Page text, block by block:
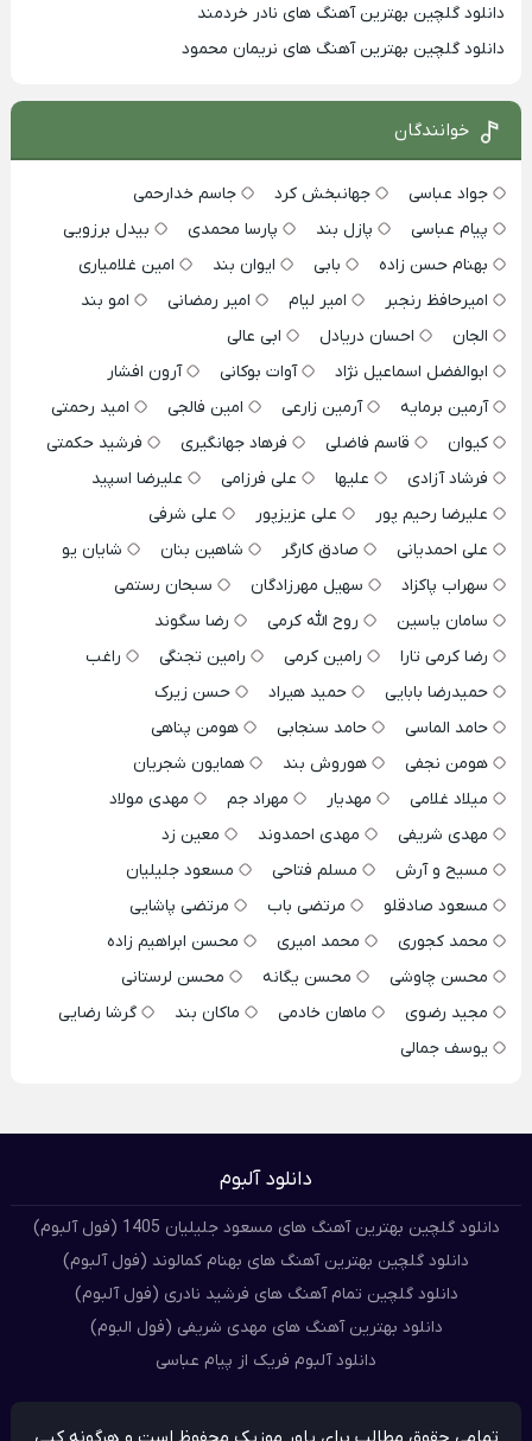
دانلود گلچین بهترین آهنگ های نادر خردمند
دانلود گلچین بهترین آهنگ های نریمان محمود
خوانندگان
جواد عباسی جهانبخش کرد
جاسم خدارحمی
پیام عباسی
پازل بند پارسا محمدی
بیدل برزویی
بهنام حسن زاده
بابی ایوان بند
امین غلامیاری
امیرحافظ رنجبر
امیر لیام امیر رمضانی
امو بند
الجان
احسان دریادل
ابی عالی
ابوالفضل اسماعیل نژاد
آوات بوکانی
آرون افشار
آرمین برمایه
آرمین زارعی امین فالجی
امید رحمتی
کیوان
قاسم فاضلی فرهاد جهانگیری
فرشید حکمتی
فرشاد آزادی
علیها علی فرزامی
علیرضا اسپید
علیرضا رحیم پور
علی عزیزپور
علی شرفی
علی احمدیانی
صادق کارگر شاهین بنان
شایان یو
سهراب پاکزاد
سهیل مهرزادگان
سبحان رستمی
سامان یاسین
روح الله کرمی
رضا سگوند
رضا کرمی تارا
رامین کرمی رامین تجنگی
راغب
حمیدرضا بابایی
حمید هیراد
حسن زیرک
حامد الماسی
حامد سنجابی
هومن پناهی
هومن نجفی
هوروش بند
همایون شجریان
میلاد غلامی
مهدیار مهراد جم
مهدی مولاد
مهدی شریفی
مهدی احمدوند
معین زد
مسیح و آرش
مسلم فتاحی
مسعود جلیلیان
مسعود صادقلو
مرتضی باب
مرتضی پاشایی
محمد کجوری
محمد امیری
محسن ابراهیم زاده
محسن چاوشی
محسن یگانه
محسن لرستانی
مجید رضوی
ماهان خادمی ماکان بند
گرشا رضایی
یوسف جمالی
دانلود آلبوم
دانلود گلچین بهترین آهنگ های مسعود جلیلیان 1405 (فول آلبوم)
دانلود گلچین بهترین آهنگ های بهنام کمالوند (فول آلبوم)
دانلود گلچین تمام آهنگ های فرشید نادری (فول آلبوم)
دانلود بهترین آهنگ های مهدی شریفی (فول البوم)
دانلود آلبوم فریک از پیام عباسی